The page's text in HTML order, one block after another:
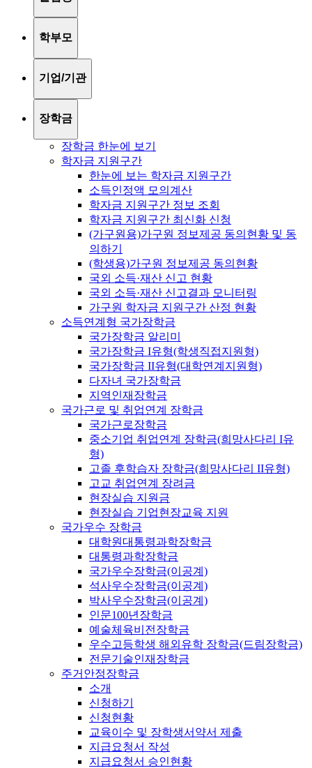
학부모
기업/기관
장학금
장학금 한눈에 보기
학자금 지원구간
한눈에 보는 학자금 지원구간
소득인정액 모의계산
학자금 지원구간 정보 조회
학자금 지원구간 최신화 신청
(가구원용)가구원 정보제공 동의현황 및 동
의하기
(학생용)가구원 정보제공 동의현황
국외 소득·재산 신고 현황
국외 소득·재산 신고결과 모니터링
가구원 학자금 지원구간 산정 현황
소득연계형 국가장학금
국가장학금 알리미
국가장학금 I유형(학생직접지원형)
국가장학금 II유형(대학연계지원형)
다자녀 국가장학금
지역인재장학금
국가근로 및 취업연계 장학금
국가근로장학금
중소기업 취업연계 장학금(희망사다리 I유
형)
고졸 후학습자 장학금(희망사다리 II유형)
고교 취업연계 장려금
현장실습 지원금
현장실습 기업현장교육 지원
국가우수 장학금
대학원대통령과학장학금
대통령과학장학금
국가우수장학금(이공계)
석사우수장학금(이공계)
박사우수장학금(이공계)
인문100년장학금
예술체육비전장학금
우수고등학생 해외유학 장학금(드림장학금)
전문기술인재장학금
주거안정장학금
소개
신청하기
신청현황
교육이수 및 장학생서약서 제출
지급요청서 작성
지급요청서 승인현황